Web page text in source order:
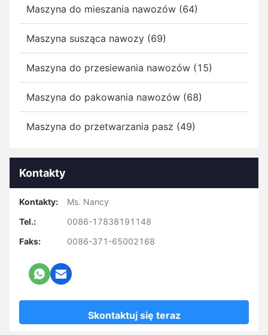
Maszyna do mieszania nawozów (64)
Maszyna susząca nawozy (69)
Maszyna do przesiewania nawozów (15)
Maszyna do pakowania nawozów (68)
Maszyna do przetwarzania pasz (49)
Kontakty
Kontakty:
Ms. Nancy
Tel.:
0086-17838191148
Faks:
0086-371-65002168
Skontaktuj się teraz